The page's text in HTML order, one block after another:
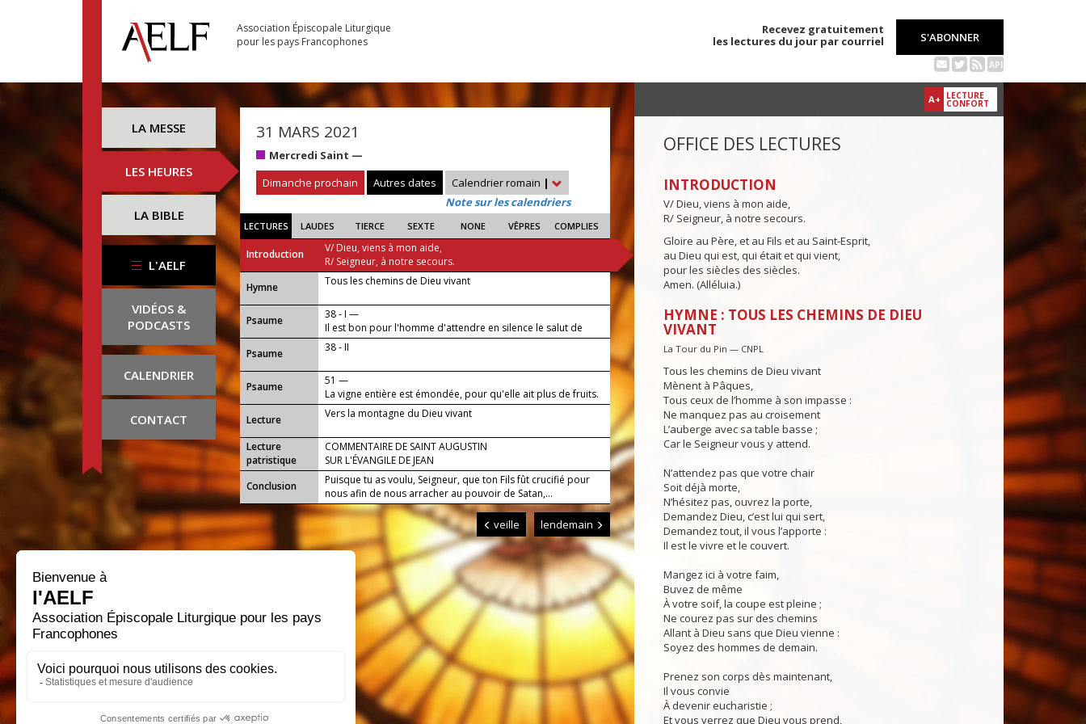
Association Épiscopale Liturgique
pour les pays Francophones
Recevez gratuitement
les lectures du jour par courriel
S'ABONNER
API
LA MESSE
LES HEURES
LA BIBLE
L'AELF
VIDÉOS &
PODCASTS
CALENDRIER
CONTACT
31 MARS 2021
Mercredi Saint —
Dimanche prochain
Autres dates Calendrier romain |
Note sur les calendriers
LECTURES LAUDES TIERCE SEXTE NONE VÊPRES COMPLIES
Introduction
V/ Dieu, viens à mon aide,
R/ Seigneur, à notre secours.
...
Hymne Tous les chemins de Dieu vivant
Psaume
38 - I —
Il est bon pour l'homme d'attendre en silence le salut de
Dieu.
Psaume
38 - II
Psaume
51 —
La vigne entière est émondée, pour qu'elle ait plus de fruits.
Lecture
Vers la montagne du Dieu vivant
Lecture
patristique
COMMENTAIRE DE SAINT AUGUSTIN
SUR L'ÉVANGILE DE JEAN
Conclusion
Puisque tu as voulu, Seigneur, que ton Fils fût crucifié pour
nous afin de nous arracher au pouvoir de Satan,...
veille lendemain
A+ LECTURE
CONFORT
OFFICE DES LECTURES
INTRODUCTION
V/ Dieu, viens à mon aide,
R/ Seigneur, à notre secours.
Gloire au Père, et au Fils et au Saint-Esprit,
au Dieu qui est, qui était et qui vient,
pour les siècles des siècles.
Amen. (Alléluia.)
HYMNE : TOUS LES CHEMINS DE DIEU
VIVANT
La Tour du Pin — CNPL
Tous les chemins de Dieu vivant
Mènent à Pâques,
Tous ceux de l’homme à son impasse :
Ne manquez pas au croisement
L’auberge avec sa table basse ;
Car le Seigneur vous y attend.
N’attendez pas que votre chair
Soit déjà morte,
N’hésitez pas, ouvrez la porte,
Demandez Dieu, c’est lui qui sert,
Demandez tout, il vous l’apporte :
Il est le vivre et le couvert.
Mangez ici à votre faim,
Buvez de même
À votre soif, la coupe est pleine ;
Ne courez pas sur des chemins
Allant à Dieu sans que Dieu vienne :
Soyez des hommes de demain.
Prenez son corps dès maintenant,
Il vous convie
À devenir eucharistie ;
Et vous verrez que Dieu vous prend,